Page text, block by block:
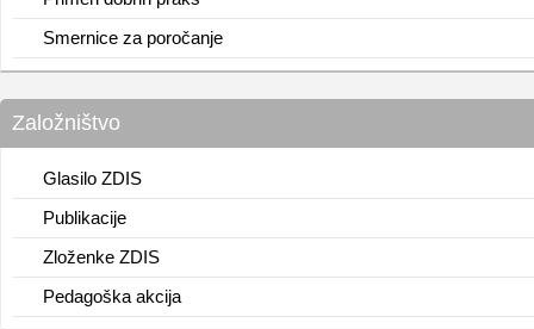
Smernice za poročanje
Založništvo
Glasilo ZDIS
Publikacije
Zloženke ZDIS
Pedagoška akcija